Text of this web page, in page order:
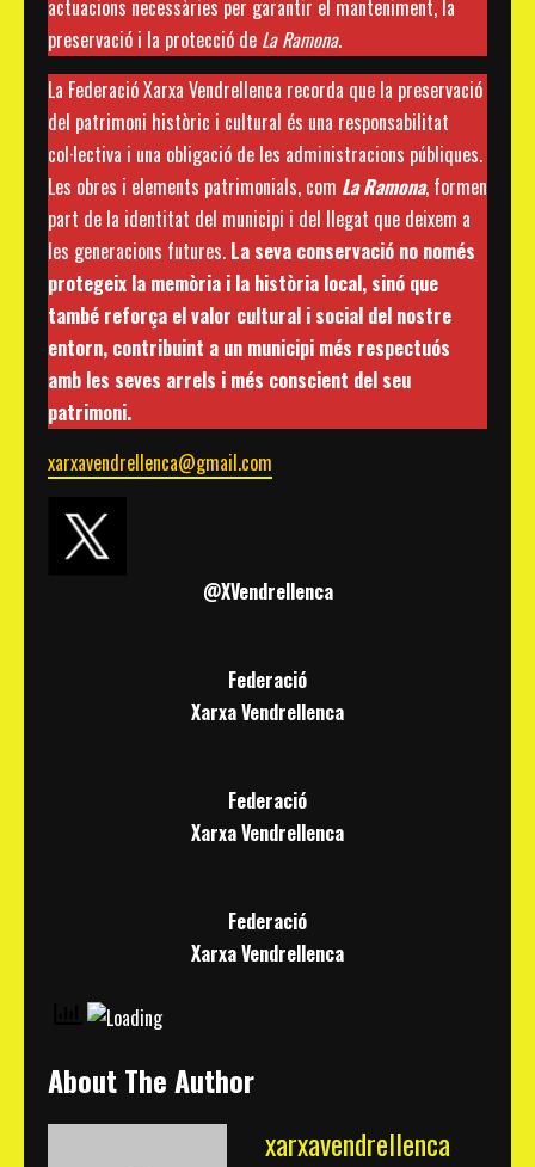
actuacions necessàries per garantir el manteniment, la
preservació i la protecció de La Ramona.
La Federació Xarxa Vendrellenca recorda que la preservació
del patrimoni històric i cultural és una responsabilitat
col·lectiva i una obligació de les administracions públiques.
Les obres i elements patrimonials, com La Ramona, formen
part de la identitat del municipi i del llegat que deixem a
les generacions futures. La seva conservació no només
protegeix la memòria i la història local, sinó que
també reforça el valor cultural i social del nostre
entorn, contribuint a un municipi més respectuós
amb les seves arrels i més conscient del seu
patrimoni.
xarxavendrellenca@gmail.com
@XVendrellenca
Federació
Xarxa Vendrellenca
Federació
Xarxa Vendrellenca
Federació
Xarxa Vendrellenca
About The Author
xarxavendrellenca